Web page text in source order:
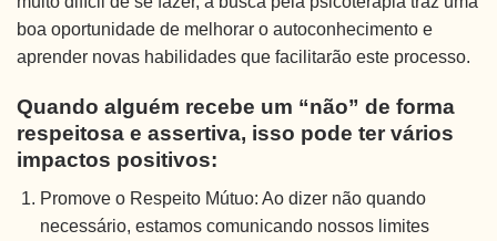
boa oportunidade de melhorar o autoconhecimento e
aprender novas habilidades que facilitarão este processo.
Quando alguém recebe um “não” de forma
respeitosa e assertiva, isso pode ter vários
impactos positivos:
Promove o Respeito Mútuo: Ao dizer não quando
necessário, estamos comunicando nossos limites